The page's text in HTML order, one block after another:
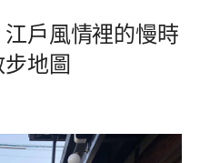
戶風情裡的慢時
地圖